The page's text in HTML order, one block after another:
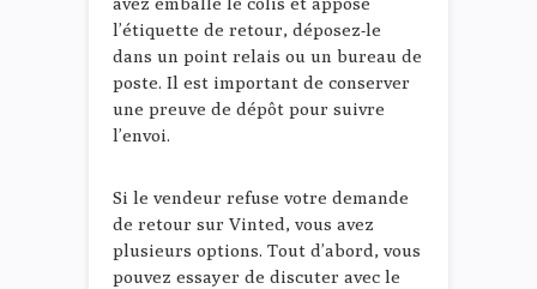
l’étiquette de retour, déposez-le
dans un point relais ou un bureau de
poste. Il est important de conserver
une preuve de dépôt pour suivre
l’envoi.
Si le vendeur refuse votre demande
de retour sur Vinted, vous avez
plusieurs options. Tout d’abord, vous
pouvez essayer de discuter avec le